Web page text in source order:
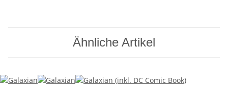
Ähnliche Artikel